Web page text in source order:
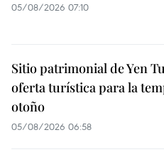
05/08/2026 07:10
Sitio patrimonial de Yen
oferta turística para la
otoño
05/08/2026 06:58